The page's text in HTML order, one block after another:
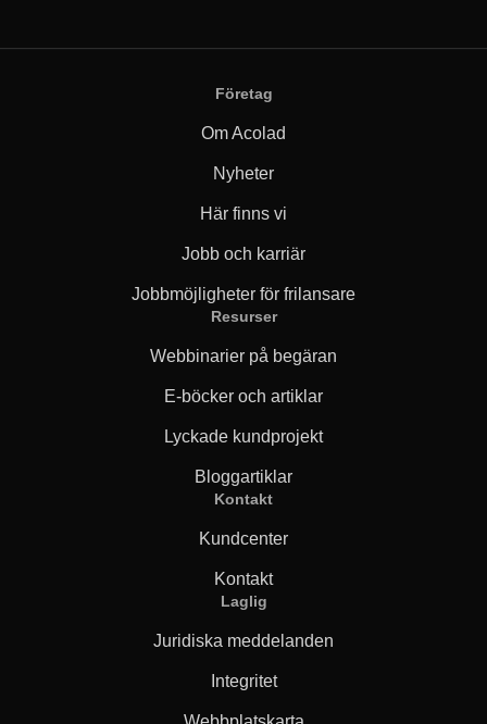
Företag
Om Acolad
Nyheter
Här finns vi
Jobb och karriär
Jobbmöjligheter för frilansare
Resurser
Webbinarier på begäran
E-böcker och artiklar
Lyckade kundprojekt
Bloggartiklar
Kontakt
Kundcenter
Kontakt
Laglig
Juridiska meddelanden
Integritet